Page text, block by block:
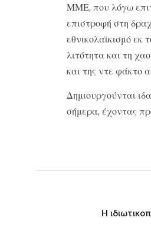
ΜΜΕ, που λόγω
επιστροφή στη
εθνικολαϊκισμό εκ
λιτότητα και τη
και της ντε φάκτο
Δημιουργούνται
σήμερα, έχοντας
Η